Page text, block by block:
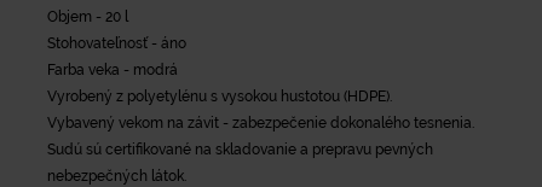
Objem - 20 l
Stohovateľnosť - áno
Farba veka - modrá
Vyrobený z polyetylénu s vysokou hustotou (HDPE).
Vybavený vekom na závit - zabezpečenie dokonalého tesnenia.
Sudú sú certifikované na skladovanie a prepravu pevných
nebezpečných látok.